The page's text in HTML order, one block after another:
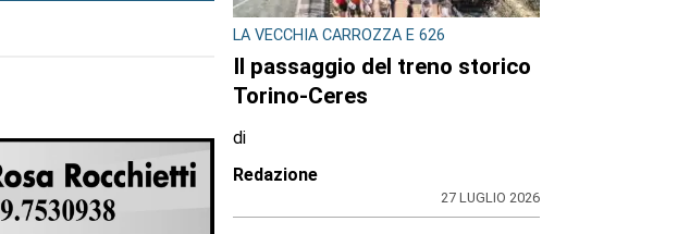
LA VECCHIA CARROZZA E 626
Il passaggio del treno storico
Torino-Ceres
di
Redazione
27 LUGLIO 2026